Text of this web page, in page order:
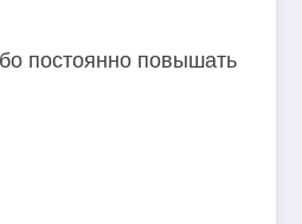
постоянно повышать